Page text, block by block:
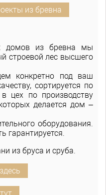
из бревна
домов из бревна мы
строевой лес высшего
конкретно под ваш
сортируется по
цех по производству
делается дом –
оборудования.
гарантируется.
из бруса и сруба.
здесь